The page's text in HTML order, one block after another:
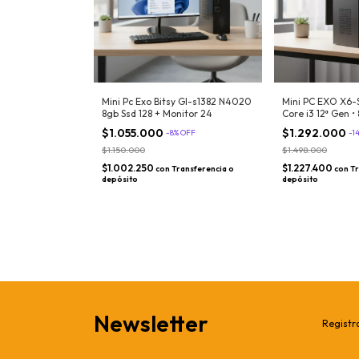
Mini Pc Exo Bitsy Gl-s1382 N4020
8gb Ssd 128 + Monitor 24
$1.055.000 -8%OFF
$1.150.000
$1.002.250 con Transferencia o
depósito
Mini PC EXO
Core i3 12ª Gen •
256 GB •
11
$1.292.000 -14
$1.498.000
$1.227.400 con
depósito
Newsletter